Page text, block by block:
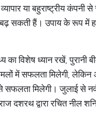
या बहुराष्ट्रीय कंपनी
सकती हैं। उपाय के रूप में
विशेष ध्यान रखें, पुरानी
में सफलता मिलेगी, लेकिन
मिलेगी। जुलाई से
दशरथ द्वारा रचित नील